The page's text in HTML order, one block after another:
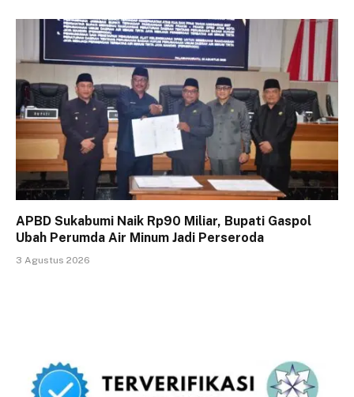
APBD Sukabumi Naik Rp90 Miliar, Bupati Gaspol
Ubah Perumda Air Minum Jadi Perseroda
3 Agustus 2026